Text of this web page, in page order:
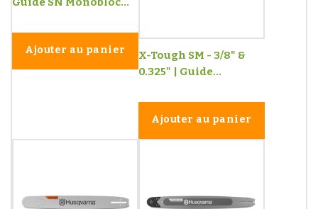
Ajouter au panier
X-Tough SM - 3/8" &
0.325" | Guide...
Ajouter au panier